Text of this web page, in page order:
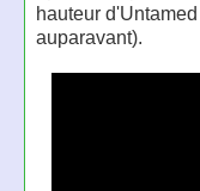
hauteur
auparavant).